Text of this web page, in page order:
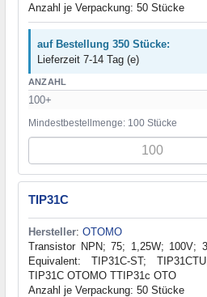
Anzahl je Verpackung: 50 Stücke
auf Bestellung 350 Stücke:
Lieferzeit 7-14 Tag (e)
ANZAHL
100+
Mindestbestellmenge: 100 Stücke
TIP31C
Hersteller: OTOMO
Transistor NPN; 75; 1,25W; 100V;
Equivalent: TIP31C-ST;
TIP31C OTOMO TTIP31c OTO
Anzahl je Verpackung: 50 Stücke